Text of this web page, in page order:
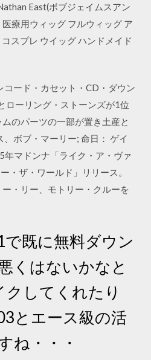
East(ボブジェイムスアン
療用ウィッグ フルウィッグ ア
スプレ ウイッグ ハンドメイド
ード・カセット・CD・ダウン
ローリング・ストーンズが1位
のパーツの一部が置き土産と
ボブ・マーリー; 命日： ゲイ
マドンナ「ライク・ア・ヴァ
・ザ・ワールド」リリース。
・リー、モトリー・クルーを
既に無料ダウン
くはないかなと
してくれたり
とエース級の活
ね・・・